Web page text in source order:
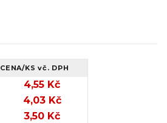
CENA/KSvč. DPH
4,55 Kč
4,03 Kč
3,50 Kč